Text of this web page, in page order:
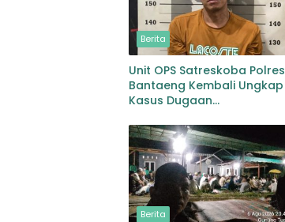
Berita
Unit OPS Satreskoba Polres
Bantaeng Kembali Ungkap
Kasus Dugaan
Narkotika Jenis Sabu
Berita